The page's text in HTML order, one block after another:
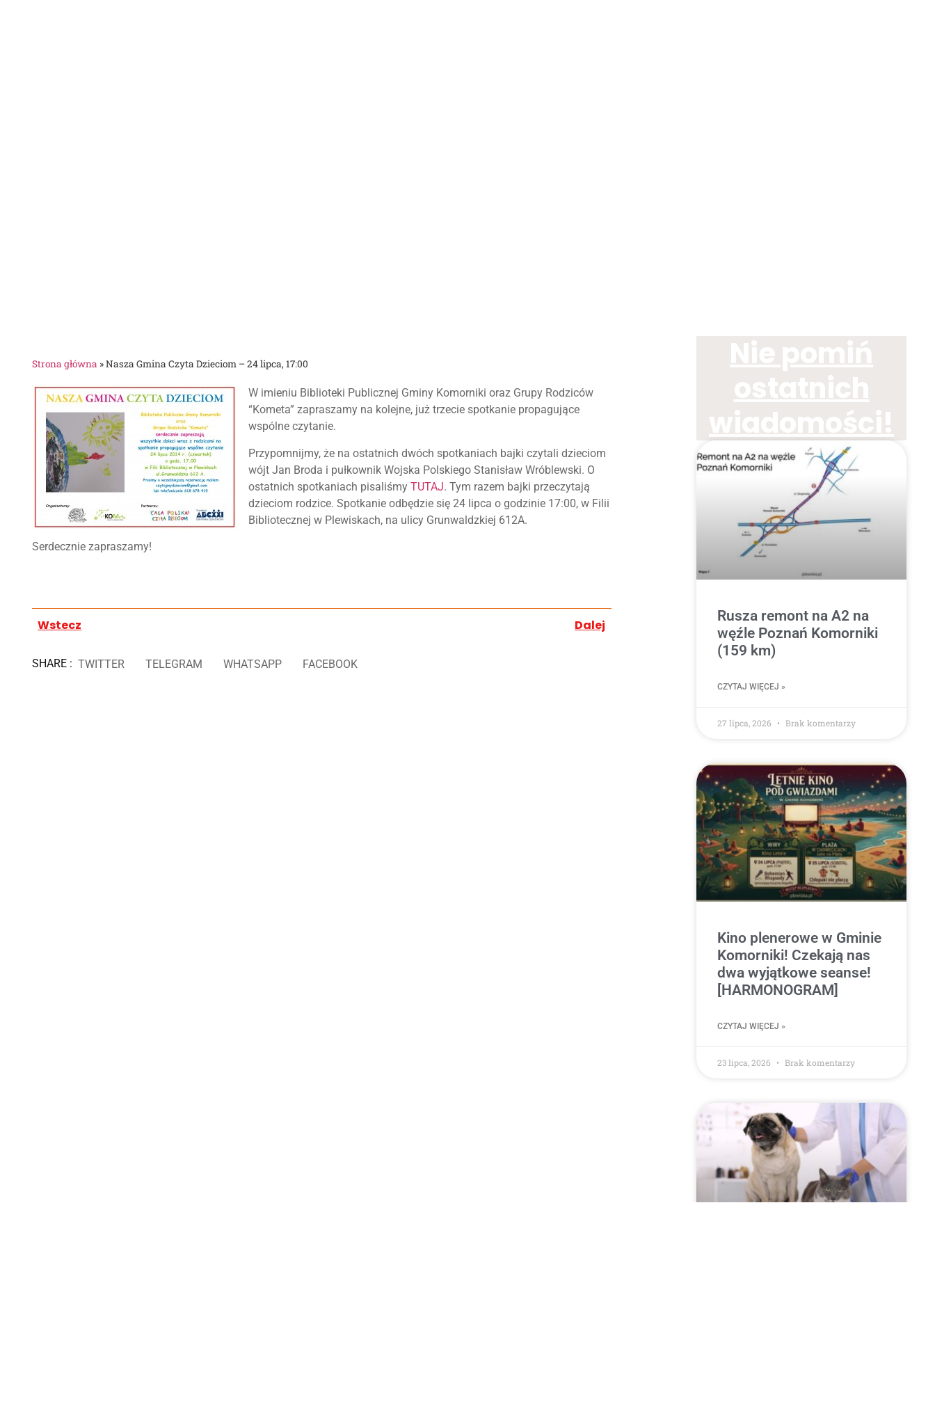
Strona główna »Nasza Gmina Czyta Dzieciom – 24 lipca, 17:00
W imieniu Biblioteki Publicznej Gminy Komorniki oraz Grupy Rodziców
“Kometa” zapraszamy na kolejne, już trzecie spotkanie propagujące
wspólne czytanie.
Przypomnijmy, że na ostatnich dwóch spotkaniach bajki czytali dzieciom
wójt Jan Broda i pułkownik Wojska Polskiego Stanisław Wróblewski. O
ostatnich spotkaniach pisaliśmyTUTAJ. Tym razem bajki przeczytają
dzieciom rodzice. Spotkanie odbędzie się 24 lipca o godzinie 17:00, w Filii
Bibliotecznej w Plewiskach, na ulicy Grunwaldzkiej 612A.
Serdecznie zapraszamy!
Wstecz Dalej
SHARE : TWITTER TELEGRAM WHATSAPP FACEBOOK
Nie pomiń
ostatnich
wiadomości!
Rusza remont na A2 na
węźle Poznań Komorniki
(159 km)
CZYTAJ WIĘCEJ »
27 lipca, 2026 Brak komentarzy
Kino plenerowe w Gminie
Komorniki! Czekają nas
dwa wyjątkowe seanse!
[HARMONOGRAM]
CZYTAJ WIĘCEJ »
23 lipca, 2026 Brak komentarzy